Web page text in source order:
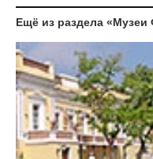
Ещё из раздела